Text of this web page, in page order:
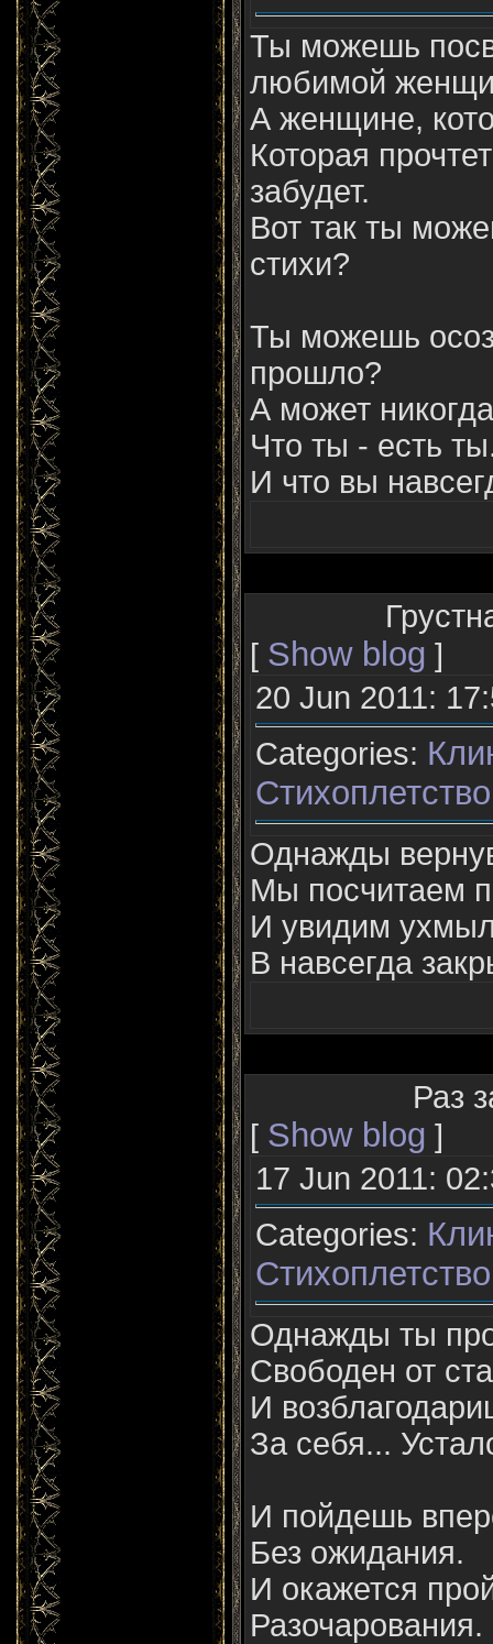
Ты можешь
любимой
А женщине,
Которая
забудет.
Вот так ты
стихи?
Ты можешь
прошло?
А может
Что ты - есть
И что вы
[ Show blog ]
20 Jun 2011:
Categories:
Стихоплетство
Однажды
Мы посчитаем
И увидим
В навсегда
Раз
[ Show blog ]
17 Jun 2011:
Categories:
Стихоплетство
Однажды ты
Свободен от
И
За себя...
И пойдешь
Без ожидания.
И окажется
Разочарования.